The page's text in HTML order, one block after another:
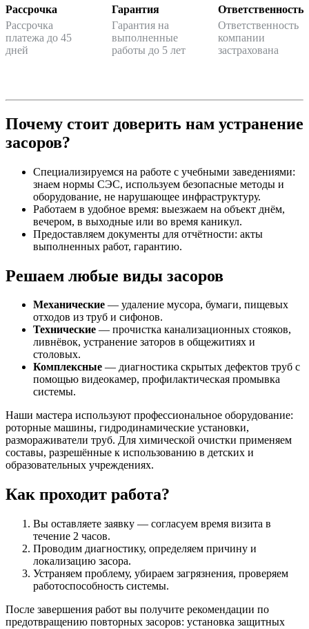
Рассрочка
Рассрочка
платежа до 45
дней
Гарантия
Гарантия на
выполненные
работы до 5 лет
Ответственность
Ответственность
компании
застрахована
Почему стоит доверить нам устранение
засоров?
Специализируемся на работе с учебными заведениями:
знаем нормы СЭС, используем безопасные методы и
оборудование, не нарушающее инфраструктуру.
Работаем в удобное время: выезжаем на объект днём,
вечером, в выходные или во время каникул.
Предоставляем документы для отчётности: акты
выполненных работ, гарантию.
Решаем любые виды засоров
Механические — удаление мусора, бумаги, пищевых
отходов из труб и сифонов.
Технические — прочистка канализационных стояков,
ливнёвок, устранение заторов в общежитиях и
столовых.
Комплексные — диагностика скрытых дефектов труб с
помощью видеокамер, профилактическая промывка
системы.
Наши мастера используют профессиональное оборудование:
роторные машины, гидродинамические установки,
размораживатели труб. Для химической очистки применяем
составы, разрешённые к использованию в детских и
образовательных учреждениях.
Как проходит работа?
Вы оставляете заявку — согласуем время визита в
течение 2 часов.
Проводим диагностику, определяем причину и
локализацию засора.
Устраняем проблему, убираем загрязнения, проверяем
работоспособность системы.
После завершения работ вы получите рекомендации по
предотвращению повторных засоров: установка защитных